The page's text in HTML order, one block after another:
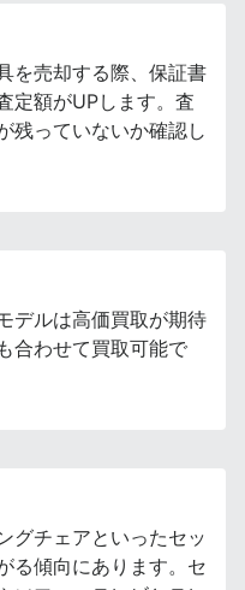
を売却する際、保証書
定額がUPします。査
残っていないか確認し
デルは高価買取が期待
合わせて買取可能で
グチェアといったセッ
る傾向にあります。セ